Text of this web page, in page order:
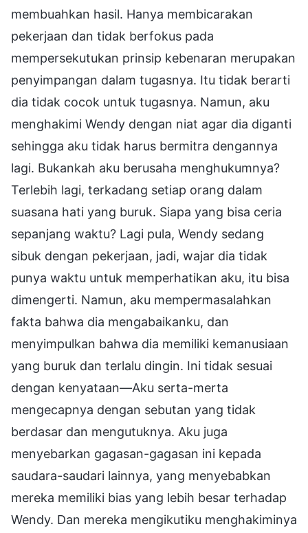
membuahkan hasil. Hanya membicarakan
pekerjaan dan tidak berfokus pada
mempersekutukan prinsip kebenaran merupakan
penyimpangan dalam tugasnya. Itu tidak berarti
dia tidak cocok untuk tugasnya. Namun, aku
menghakimi Wendy dengan niat agar dia diganti
sehingga aku tidak harus bermitra dengannya
lagi. Bukankah aku berusaha menghukumnya?
Terlebih lagi, terkadang setiap orang dalam
suasana hati yang buruk. Siapa yang bisa ceria
sepanjang waktu? Lagi pula, Wendy sedang
sibuk dengan pekerjaan, jadi, wajar dia tidak
punya waktu untuk memperhatikan aku, itu bisa
dimengerti. Namun, aku mempermasalahkan
fakta bahwa dia mengabaikanku, dan
menyimpulkan bahwa dia memiliki kemanusiaan
yang buruk dan terlalu dingin. Ini tidak sesuai
dengan kenyataan—Aku serta-merta
mengecapnya dengan sebutan yang tidak
berdasar dan mengutuknya. Aku juga
menyebarkan gagasan-gagasan ini kepada
saudara-saudari lainnya, yang menyebabkan
mereka memiliki bias yang lebih besar terhadap
Wendy. Dan mereka mengikutiku menghakiminya